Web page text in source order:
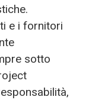
e i fornitori
sotto